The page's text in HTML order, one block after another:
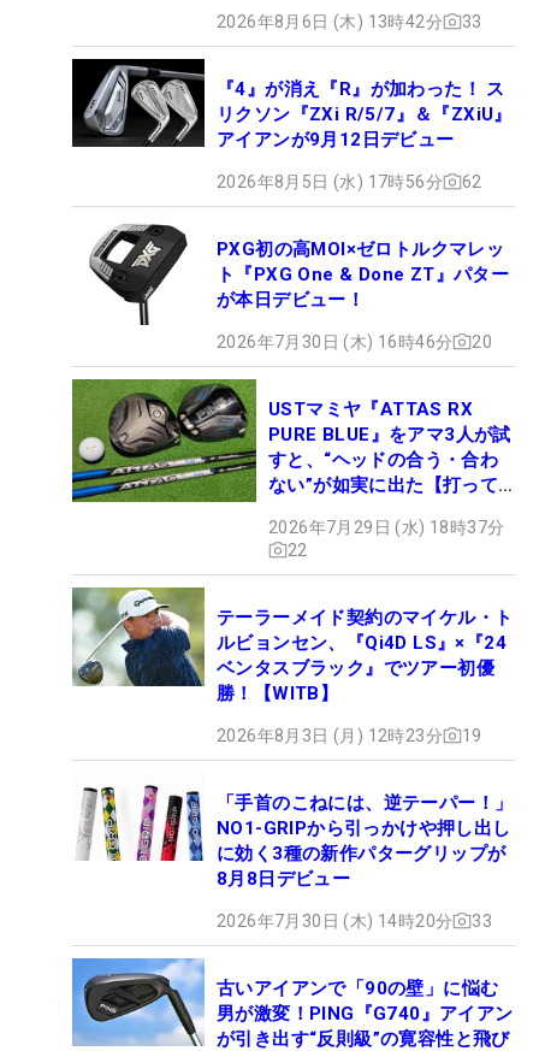
2026年8月6日 (木) 13時42分 33
『4』が消え『R』が加わった！ ス
リクソン『ZXi R/5/7』＆『ZXiU』
アイアンが9月12日デビュー
2026年8月5日 (水) 17時56分 62
PXG初の高MOI×ゼロトルクマレッ
ト『PXG One & Done ZT』パター
が本日デビュー！
2026年7月30日 (木) 16時46分 20
USTマミヤ『ATTAS RX
PURE BLUE』をアマ3人が試
すと、“ヘッドの合う・合わ
ない”が如実に出た【打って
2026年7月29日 (水) 18時37分
22
テーラーメイド契約のマイケル・ト
ルビョンセン、『Qi4D LS』×『24
ベンタスブラック』でツアー初優
勝！【WITB】
2026年8月3日 (月) 12時23分 19
「手首のこねには、逆テーパー！」
NO1-GRIPから引っかけや押し出し
に効く3種の新作パターグリップが
8月8日デビュー
2026年7月30日 (木) 14時20分 33
古いアイアンで「90の壁」に悩む
男が激変！PING『G740』アイアン
が引き出す“反則級”の寛容性と飛び